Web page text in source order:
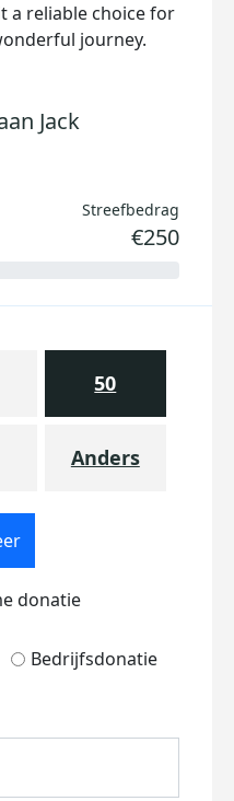
a reliable choice for
journey.
Jack
Streefbedrag
€250
50
Anders
donatie
Bedrijfsdonatie